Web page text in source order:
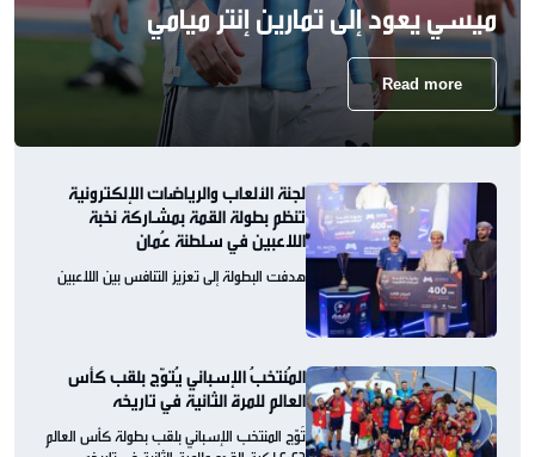
ميسي يعود إلى تمارين إنتر ميامي
Read more
لجنة الألعاب والرياضات الإلكترونية
تنظم بطولة القمة بمشاركة نخبة
اللاعبين في سلطنة عُمان
هدفت البطولة إلى تعزيز التنافس بين اللاعبين
المُنتخبُ الإسباني يُتوّج بلقب كأس
العالم للمرة الثانية في تاريخه
تُوّج المنتخب الإسباني بلقب بطولة كأس العالم